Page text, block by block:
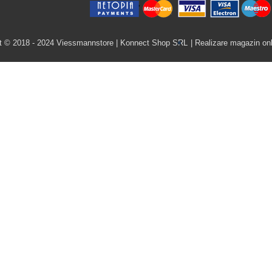
© 2018 - 2024 Viessmannstore | Konnect Shop SRL | Realizare magazin